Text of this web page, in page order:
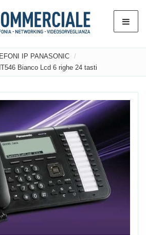
IP PANASONIC
Bianco Lcd 6 righe 24 tasti